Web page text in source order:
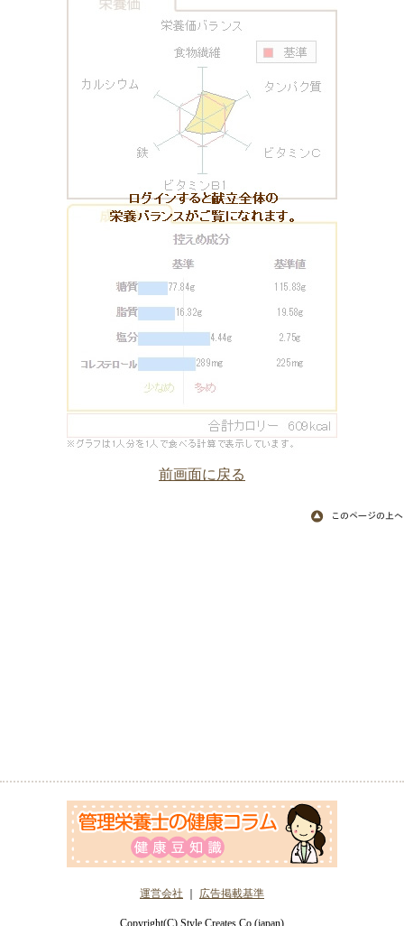
前画面に戻る
運営会社 広告掲載基準
Copyright(C) Style Creates Co.(japan)